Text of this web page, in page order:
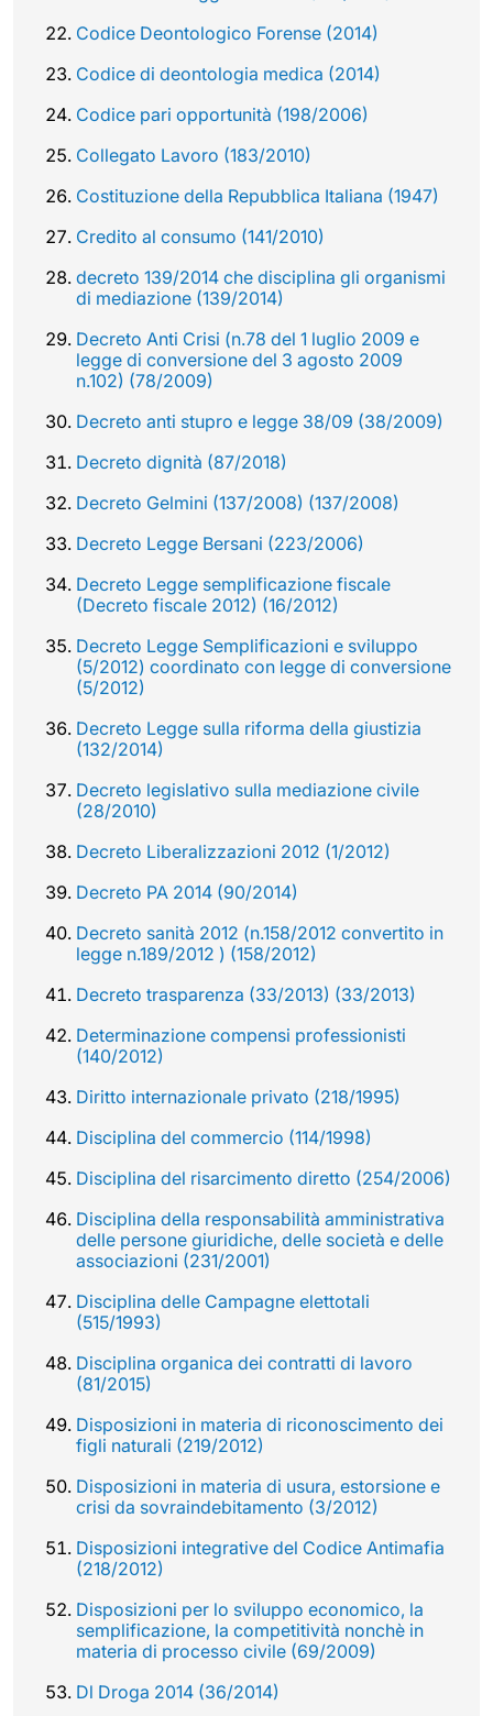
Codice Deontologico Forense (2014)
Codice di deontologia medica (2014)
Codice pari opportunità (198/2006)
Collegato Lavoro (183/2010)
Costituzione della Repubblica Italiana (1947)
Credito al consumo (141/2010)
decreto 139/2014 che disciplina gli organismi
di mediazione (139/2014)
Decreto Anti Crisi (n.78 del 1 luglio 2009 e
legge di conversione del 3 agosto 2009
n.102) (78/2009)
Decreto anti stupro e legge 38/09 (38/2009)
Decreto dignità (87/2018)
Decreto Gelmini (137/2008) (137/2008)
Decreto Legge Bersani (223/2006)
Decreto Legge semplificazione fiscale
(Decreto fiscale 2012) (16/2012)
Decreto Legge Semplificazioni e sviluppo
(5/2012) coordinato con legge di conversione
(5/2012)
Decreto Legge sulla riforma della giustizia
(132/2014)
Decreto legislativo sulla mediazione civile
(28/2010)
Decreto Liberalizzazioni 2012 (1/2012)
Decreto PA 2014 (90/2014)
Decreto sanità 2012 (n.158/2012 convertito in
legge n.189/2012 ) (158/2012)
Decreto trasparenza (33/2013) (33/2013)
Determinazione compensi professionisti
(140/2012)
Diritto internazionale privato (218/1995)
Disciplina del commercio (114/1998)
Disciplina del risarcimento diretto (254/2006)
Disciplina della responsabilità amministrativa
delle persone giuridiche, delle società e delle
associazioni (231/2001)
Disciplina delle Campagne elettotali
(515/1993)
Disciplina organica dei contratti di lavoro
(81/2015)
Disposizioni in materia di riconoscimento dei
figli naturali (219/2012)
Disposizioni in materia di usura, estorsione e
crisi da sovraindebitamento (3/2012)
Disposizioni integrative del Codice Antimafia
(218/2012)
Disposizioni per lo sviluppo economico, la
semplificazione, la competitività nonchè in
materia di processo civile (69/2009)
Dl Droga 2014 (36/2014)